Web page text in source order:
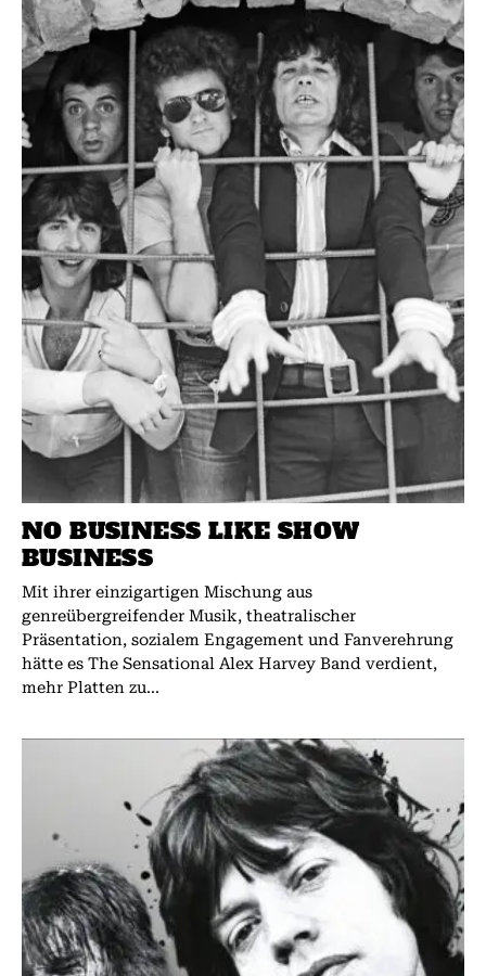
NO BUSINESS LIKE SHOW
BUSINESS
Mit ihrer einzigartigen Mischung aus
genreübergreifender Musik, theatralischer
Präsentation, sozialem Engagement und Fanverehrung
hätte es The Sensational Alex Harvey Band verdient,
mehr Platten zu...